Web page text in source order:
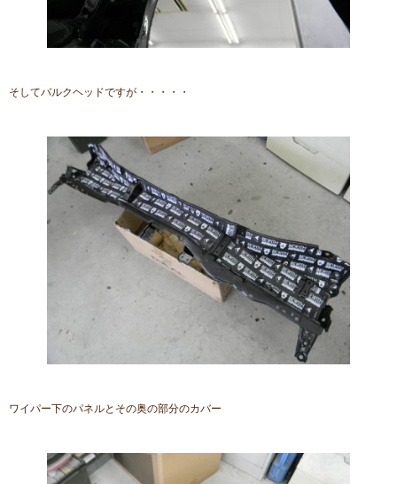
そしてバルクヘッドですが・・・・・
ワイパー下のパネルとその奥の部分のカバー